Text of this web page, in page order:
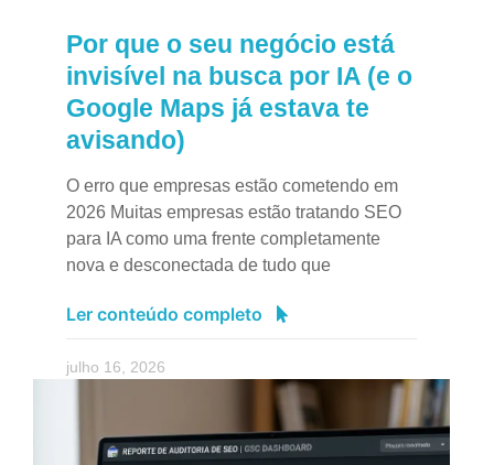
Por que o seu negócio está
invisível na busca por IA (e o
Google Maps já estava te
avisando)
O erro que empresas estão cometendo em
2026 Muitas empresas estão tratando SEO
para IA como uma frente completamente
nova e desconectada de tudo que
Ler conteúdo completo
julho 16, 2026